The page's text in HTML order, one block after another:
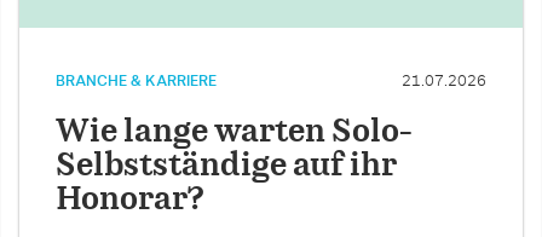
BRANCHE & KARRIERE 21.07.2026
Wie lange warten Solo-
Selbstständige auf ihr
Honorar?